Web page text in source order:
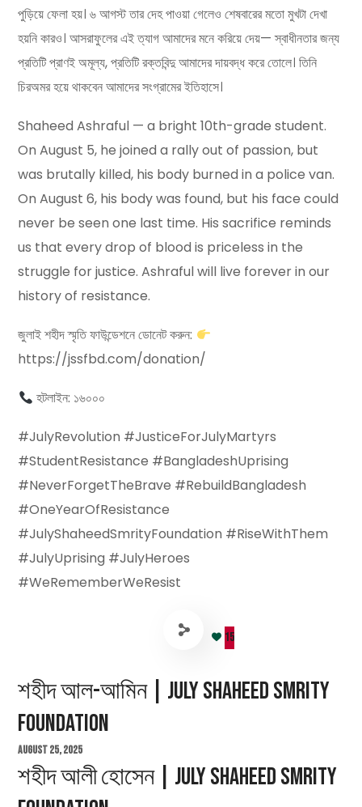
পুড়িয়ে ফেলা হয়। ৬ আগস্ট তার দেহ পাওয়া গেলেও শেষবারের মতো মুখটা দেখা
হয়নি কারও। আসরাফুলের এই ত্যাগ আমাদের মনে করিয়ে দেয়— স্বাধীনতার জন্য
প্রতিটি প্রাণই অমূল্য, প্রতিটি রক্তবিন্দু আমাদের দায়বদ্ধ করে তোলে। তিনি
চিরঅমর হয়ে থাকবেন আমাদের সংগ্রামের ইতিহাসে।
Shaheed Ashraful — a bright 10th-grade student.
On August 5, he joined a rally out of passion, but
was brutally killed, his body burned in a police van.
On August 6, his body was found, but his face could
never be seen one last time. His sacrifice reminds
us that every drop of blood is priceless in the
struggle for justice. Ashraful will live forever in our
history of resistance.
জুলাই শহীদ স্মৃতি ফাউন্ডেশনে ডোনেট করুন:
https://jssfbd.com/donation/
হটলাইন: ১৬০০০
#JulyRevolution #JusticeForJulyMartyrs
#StudentResistance #BangladeshUprising
#NeverForgetTheBrave #RebuildBangladesh
#OneYearOfResistance
#JulyShaheedSmrityFoundation #RiseWithThem
#JulyUprising #JulyHeroes
#WeRememberWeResist
15
শহীদ আল-আমিন | July Shaheed Smrity
Foundation
August 25, 2025
শহীদ আলী হোসেন | July Shaheed Smrity